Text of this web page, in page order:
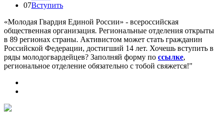
07Вступить
«Молодая Гвардия Единой России» - всероссийская
общественная организация. Региональные отделения открыты
в 89 регионах страны. Активистом может стать гражданин
Российской Федерации, достигший 14 лет. Хочешь вступить в
ряды молодогвардейцев? Заполняй форму по ссылке,
региональное отделение обязательно с тобой свяжется!"